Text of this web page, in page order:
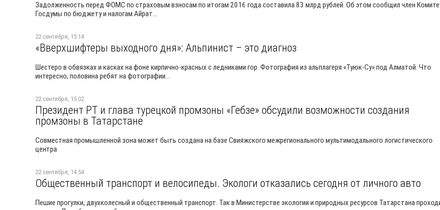
Задолженность перед ФОМС по страховым взносам по итогам 2016 года составила 83 млрд рублей. Об этом сообщил член
Госдумы по бюджету и налогам Айрат...
22 сентября, 15:14
«Вверхшифтеры выходного дня»: Альпинист – это диагноз
Шестеро в обвязках и касках на фоне кирпично-красных с ледниками гор. Фотография из альплагеря «Туюк-Су» под Алматой. Что
интересно, половина ребят на фотографии...
22 сентября, 15:02
Президент РТ и глава турецкой промзоны «Гебзе» обсудили возможности создания
промзоны в Татарстане
Совместная промышленной зона может быть создана на базе Свияжского межрегионального мультимодального логистического
центра
22 сентября, 14:54
Общественный транспорт и велосипеды. Экологи отказались сегодня от личного авто
Пешие прогулки, двухколесный и общественный транспорт. Так в Министерстве экологии и природных ресурсов Татарстана